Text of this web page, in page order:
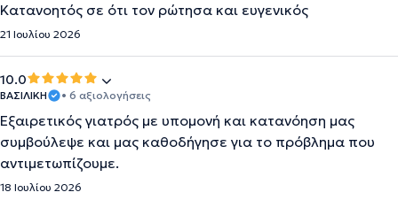
Κατανοητός σε ότι τον ρώτησα και ευγενικός
21 Ιουλίου 2026
10.0
ΒΑΣΙΛΙΚΗ • 6 αξιολογήσεις
Εξαιρετικός γιατρός με υπομονή και κατανόηση μας
συμβούλεψε και μας καθοδήγησε για το πρόβλημα που
αντιμετωπίζουμε.
18 Ιουλίου 2026